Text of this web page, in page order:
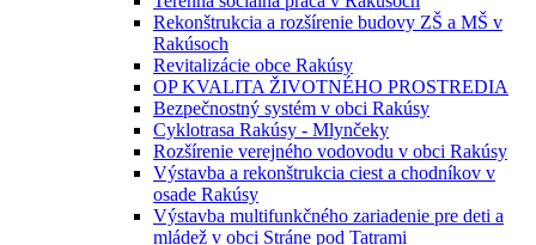
Rekonštrukcia a rozšírenie budovy ZŠ a MŠ v
Rakúsoch
Revitalizácie obce Rakúsy
OP KVALITA ŽIVOTNÉHO PROSTREDIA
Bezpečnostný systém v obci Rakúsy
Cyklotrasa Rakúsy - Mlynčeky
Rozšírenie verejného vodovodu v obci Rakúsy
Výstavba a rekonštrukcia ciest a chodníkov v
osade Rakúsy
Výstavba multifunkčného zariadenie pre deti a
mládež v obci Stráne pod Tatrami